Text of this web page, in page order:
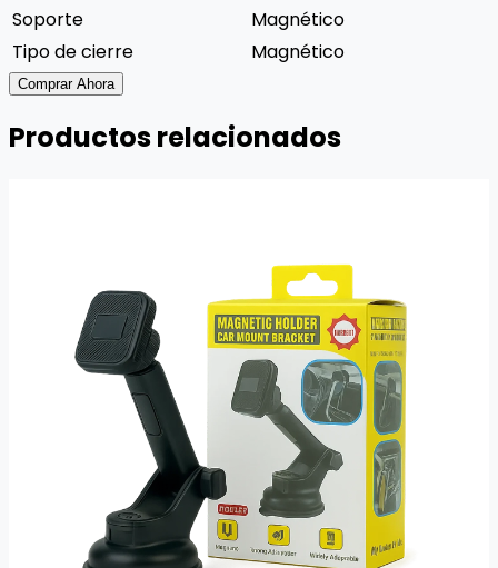
Soporte
Magnético
Tipo de cierre
Magnético
Comprar Ahora
Productos relacionados